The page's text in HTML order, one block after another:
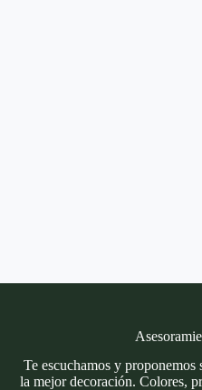
Te escuchamos y
la mejor decoración. Colores,